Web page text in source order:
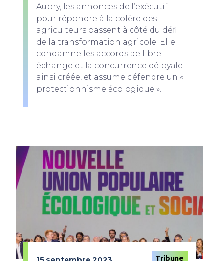
Aubry, les annonces de l’exécutif
pour répondre à la colère des
agriculteurs passent à côté du défi
de la transformation agricole. Elle
condamne les accords de libre-
échange et la concurrence déloyale
ainsi créée, et assume défendre un «
protectionnisme écologique ».
Tribune